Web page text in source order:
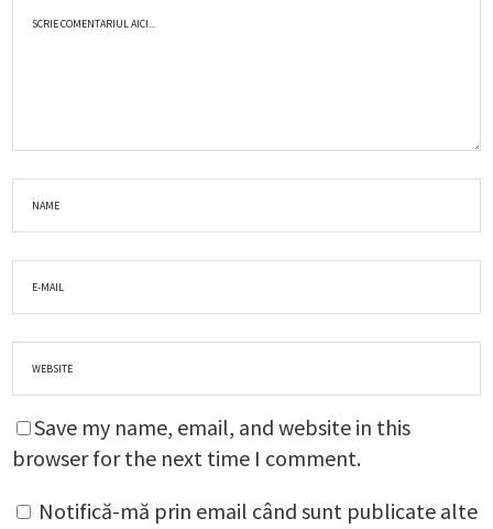
Save my name, email, and website in this
browser for the next time I comment.
Notifică-mă prin email când sunt publicate alte